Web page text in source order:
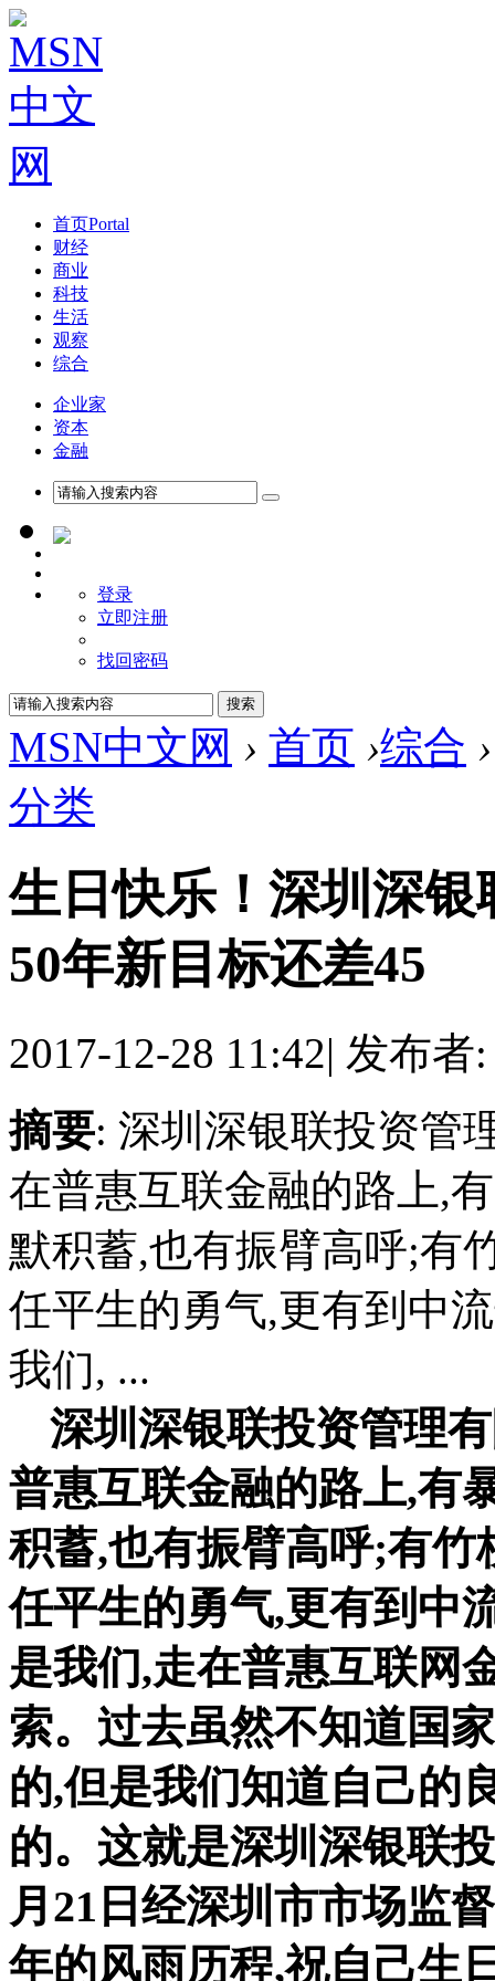
首页Portal
财经
商业
科技
生活
观察
综合
企业家
资本
金融
登录
立即注册
找回密码
MSN中文网 › 首页 ›综合 ›
分类
生日快乐！深圳深
50年新目标还差45
2017-12-28 11:42| 发布者
摘要: 深圳深银联投资管
在普惠互联金融的路上,
默积蓄,也有振臂高呼;有
任平生的勇气,更有到中
我们, ...
深圳深银联投资管理
普惠互联金融的路上,有
积蓄,也有振臂高呼;有竹
任平生的勇气,更有到中
是我们,走在普惠互联网
索。过去虽然不知道国
的,但是我们知道自己的
的。这就是深圳深银联
月21日经深圳市市场监
年的风雨历程,祝自己生